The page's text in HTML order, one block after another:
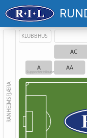
AC
AA
A
Supportertribune
KLUBBHUS
RANHEIMSFJÆRA